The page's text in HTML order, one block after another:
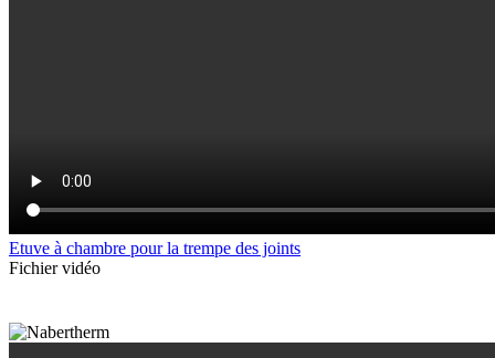
Etuve à chambre pour la trempe des joints
Fichier vidéo